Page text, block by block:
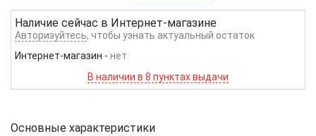
Наличие сейчас в Интернет-магазине
Авторизуйтесь, чтобы узнать актуальный остаток
Интернет-магазин - нет
В наличии в 8 пунктах выдачи
Основные характеристики